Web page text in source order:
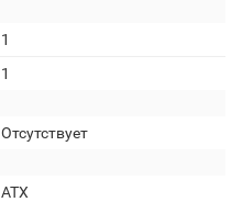
1
1
Отсутствует
АТХ